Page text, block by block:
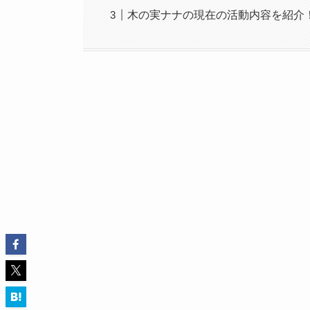
木の実ナナの現在の活動内容を紹介